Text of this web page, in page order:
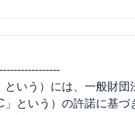
いう）には、一般財団
」という）の許諾に基づ